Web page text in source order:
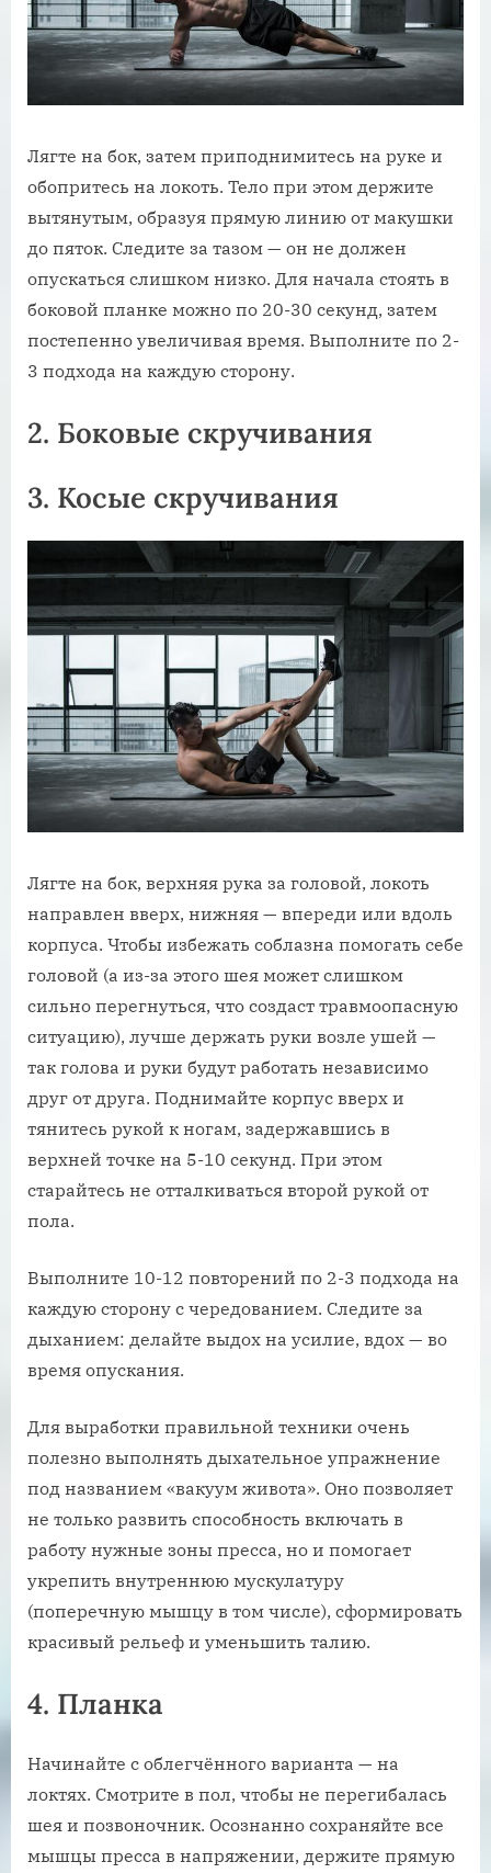
Лягте на бок, затем приподнимитесь на руке и
обопритесь на локоть. Тело при этом держите
вытянутым, образуя прямую линию от макушки
до пяток. Следите за тазом — он не должен
опускаться слишком низко. Для начала стоять в
боковой планке можно по 20-30 секунд, затем
постепенно увеличивая время. Выполните по 2-
3 подхода на каждую сторону.
2. Боковые скручивания
3. Косые скручивания
Лягте на бок, верхняя рука за головой, локоть
направлен вверх, нижняя — впереди или вдоль
корпуса. Чтобы избежать соблазна помогать себе
головой (а из-за этого шея может слишком
сильно перегнуться, что создаст травмоопасную
ситуацию), лучше держать руки возле ушей —
так голова и руки будут работать независимо
друг от друга. Поднимайте корпус вверх и
тянитесь рукой к ногам, задержавшись в
верхней точке на 5-10 секунд. При этом
старайтесь не отталкиваться второй рукой от
пола.
Выполните 10-12 повторений по 2-3 подхода на
каждую сторону с чередованием. Следите за
дыханием: делайте выдох на усилие, вдох — во
время опускания.
Для выработки правильной техники очень
полезно выполнять дыхательное упражнение
под названием «вакуум живота». Оно позволяет
не только развить способность включать в
работу нужные зоны пресса, но и помогает
укрепить внутреннюю мускулатуру
(поперечную мышцу в том числе), сформировать
красивый рельеф и уменьшить талию.
4. Планка
Начинайте с облегчённого варианта — на
локтях. Смотрите в пол, чтобы не перегибалась
шея и позвоночник. Осознанно сохраняйте все
мышцы пресса в напряжении, держите прямую